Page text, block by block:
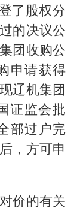
了股权分
的决议公
团收购公
申请获得
辽机集团
证监会批
部过户完
，方可申
价的有关